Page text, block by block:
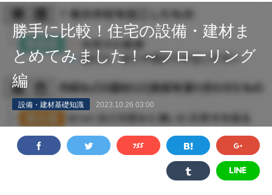
お問い合わせ
プライバシーポリシー 利用規約 会社概要
勝手に比較！住宅の設備・建材ま
とめてみました！～フローリング
編
設備・建材基礎知識 2023.10.26 03:00